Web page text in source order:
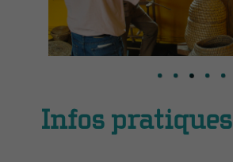
Infos pratiques